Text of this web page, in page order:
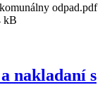
odpad.pdf
kB
nakladaní s